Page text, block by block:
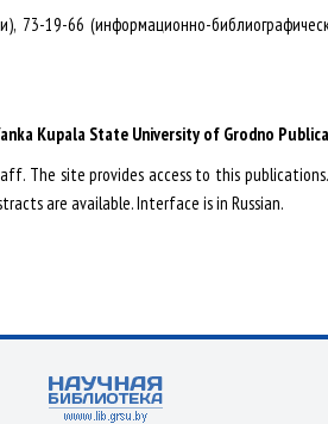
73-19-66 (информационно-
Kupala State University of Grodno
The site provides access to this
are available. Interface is in Russian.